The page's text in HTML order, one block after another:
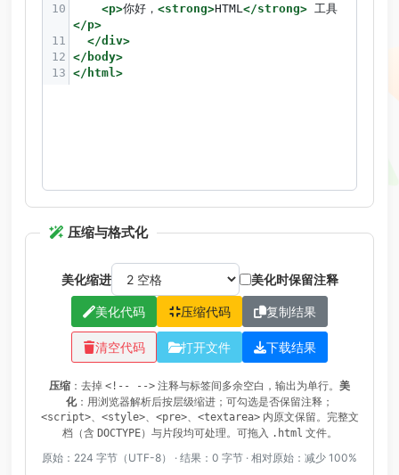
10
<p>你好， <strong>HTML</strong> 工具
</p>
11
</div>
12 </ body>
13 </ html>
压缩与格式化
美化缩进 美化时保留注释
美化代码 压缩代码 复制结果
清空代码 打开文件 下载结果
压缩 ：去掉 <!-- --> 注释与标签间多余空白，输出为单行。 美
化：用浏览器解析后按层级缩进；可勾选是否保留注释；
<script>、 <style>、 <pre>、 <textarea>内原文保留。完整文
档（含 DOCTYPE）与片段均可处理。可拖入 .html 文件。
原始： 224 字节（UTF-8） · 结果： 0 字节 · 相对原始： 减少 100%